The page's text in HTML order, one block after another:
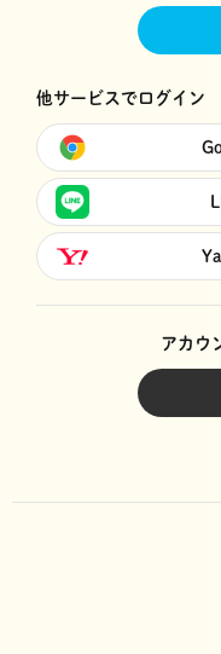
他サービスでログイン
アカウ